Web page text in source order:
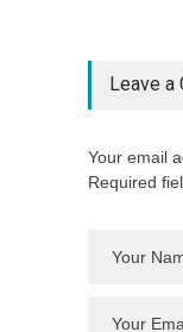
Leave a
Your email
Required